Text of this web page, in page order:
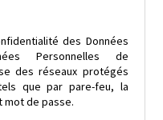
des Données
Personnelles de
des réseaux protégés
que par pare-feu, la
mot de passe.